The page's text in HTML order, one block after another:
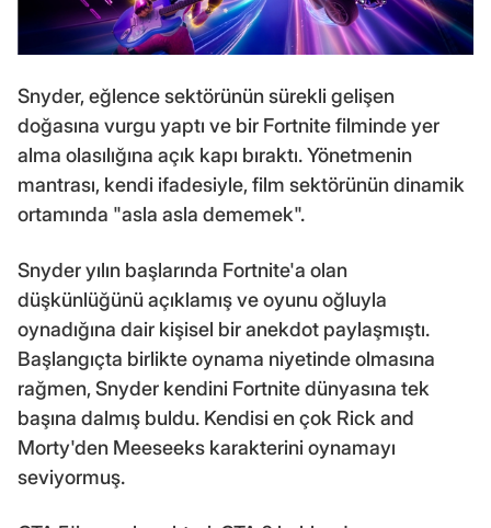
Snyder, eğlence sektörünün sürekli gelişen
doğasına vurgu yaptı ve bir Fortnite filminde yer
alma olasılığına açık kapı bıraktı. Yönetmenin
mantrası, kendi ifadesiyle, film sektörünün dinamik
ortamında "asla asla dememek".
Snyder yılın başlarında Fortnite'a olan
düşkünlüğünü açıklamış ve oyunu oğluyla
oynadığına dair kişisel bir anekdot paylaşmıştı.
Başlangıçta birlikte oynama niyetinde olmasına
rağmen, Snyder kendini Fortnite dünyasına tek
başına dalmış buldu. Kendisi en çok Rick and
Morty'den Meeseeks karakterini oynamayı
seviyormuş.